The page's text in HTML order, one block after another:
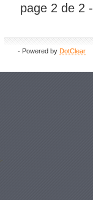
page 2 de 2 -
- Powered byDotClear